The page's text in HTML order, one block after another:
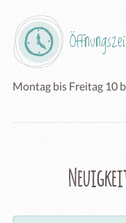
Montag bis Freitag 10